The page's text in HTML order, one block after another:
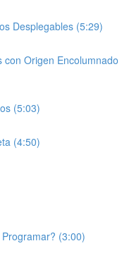
Desplegables (5:29)
con Origen Encolumnado
(5:03)
(4:50)
(3:00)